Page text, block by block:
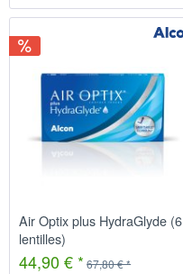
Air Optix plus HydraGlyde (6
lentilles)
44,90 € * 67,80 € *